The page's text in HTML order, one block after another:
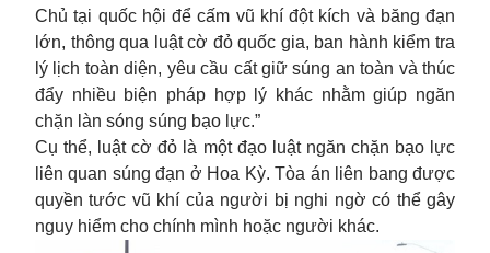
Chủ tại quốc hội để cấm vũ khí đột kích và băng đạn
lớn, thông qua luật cờ đỏ quốc gia, ban hành kiểm tra
lý lịch toàn diện, yêu cầu cất giữ súng an toàn và thúc
đẩy nhiều biện pháp hợp lý khác nhằm giúp ngăn
chặn làn sóng súng bạo lực.”
Cụ thể, luật cờ đỏ là một đạo luật ngăn chặn bạo lực
liên quan súng đạn ở Hoa Kỳ. Tòa án liên bang được
quyền tước vũ khí của người bị nghi ngờ có thể gây
nguy hiểm cho chính mình hoặc người khác.